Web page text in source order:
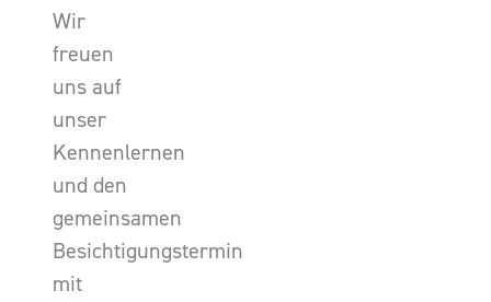
Wir
freuen
uns auf
unser
Kennenlernen
und den
gemeinsamen
Besichtigungstermin
mit